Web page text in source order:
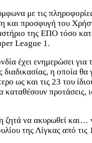
με τις
και προσφυγή του
της ΕΠΟ τόσο
League 1.
έχει ενημερώσει για
η οποία θα
ως και τις 23 του
καταθέσουν προτάσεις,
ζητά να ακυρωθεί και…
της Λίγκας από τις